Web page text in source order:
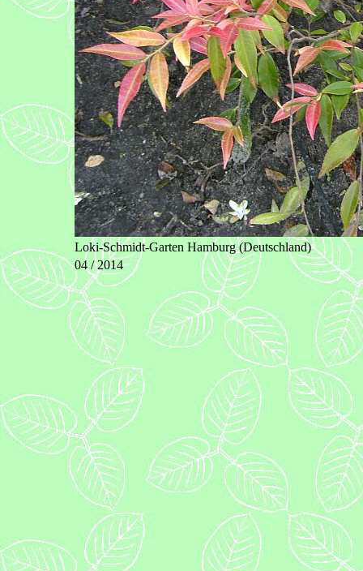
Loki-Schmidt-Garten Hamburg (Deutschland)
04 / 2014